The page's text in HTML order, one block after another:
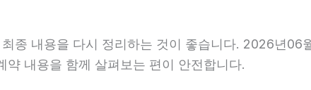
종 내용을 다시 정리하는 것이 좋습니다. 2026년
내용을 함께 살펴보는 편이 안전합니다.